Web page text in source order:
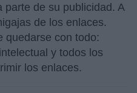
parte de su publicidad. A
de los enlaces.
quedarse con todo:
y todos los
los enlaces.